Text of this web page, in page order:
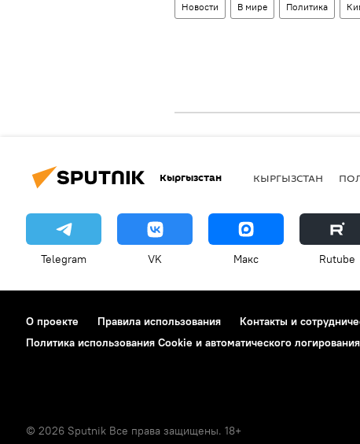
Новости В мире Политика
Кыргызстан КЫРГЫЗСТАН
Telegram VK Макс Rutube
О проекте Правила использования Контакты и
Политика использования Cookie и автоматического логирования
© 2026 Sputnik Все права защищены. 18+